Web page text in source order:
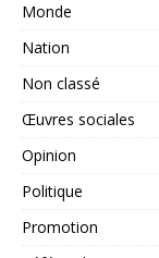
Monde
Nation
Non classé
Œuvres sociales
Opinion
Politique
Promotion